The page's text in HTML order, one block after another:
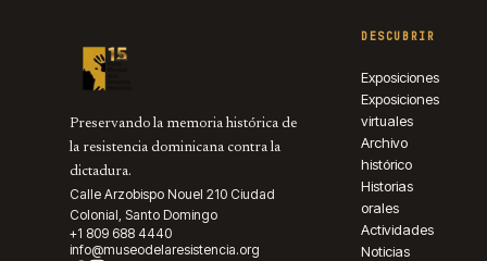
Preservando la memoria histórica de
la resistencia dominicana contra la
dictadura.
Calle Arzobispo Nouel 210 Ciudad
Colonial, Santo Domingo
+1 809 688 4440
info@museodelaresistencia.org
DESCUBRIR
Exposiciones
Exposiciones
virtuales
Archivo
histórico
Historias
orales
Actividades
Noticias